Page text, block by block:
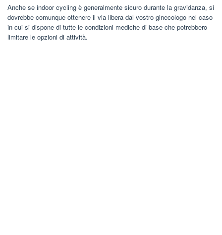
Anche se indoor cycling è generalmente sicuro durante la gravidanza, si
dovrebbe comunque ottenere il via libera dal vostro ginecologo nel caso
in cui si dispone di tutte le condizioni mediche di base che potrebbero
limitare le opzioni di attività.